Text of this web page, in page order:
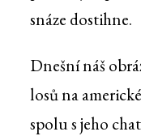
snáze dostihne.
Dnešní náš
losů na
spolu s jeho